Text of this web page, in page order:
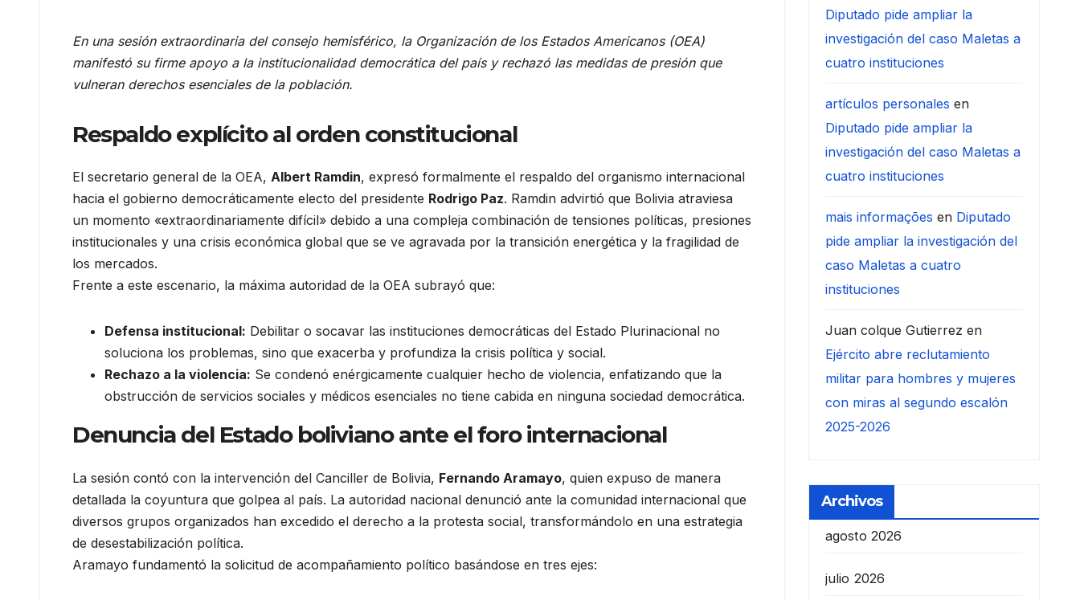
En una sesión extraordinaria del consejo hemisférico, la Organización de los Estados Americanos (OEA)
manifestó su firme apoyo a la institucionalidad democrática del país y rechazó las medidas de presión que
vulneran derechos esenciales de la población.
Respaldo explícito al orden constitucional
El secretario general de la OEA, Albert Ramdin, expresó formalmente el respaldo del organismo internacional
hacia el gobierno democráticamente electo del presidente Rodrigo Paz. Ramdin advirtió que Bolivia atraviesa
un momento «extraordinariamente difícil» debido a una compleja combinación de tensiones políticas, presiones
institucionales y una crisis económica global que se ve agravada por la transición energética y la fragilidad de
los mercados.
Frente a este escenario, la máxima autoridad de la OEA subrayó que:
Defensa institucional: Debilitar o socavar las instituciones democráticas del Estado Plurinacional no
soluciona los problemas, sino que exacerba y profundiza la crisis política y social.
Rechazo a la violencia: Se condenó enérgicamente cualquier hecho de violencia, enfatizando que la
obstrucción de servicios sociales y médicos esenciales no tiene cabida en ninguna sociedad democrática.
Denuncia del Estado boliviano ante el foro internacional
La sesión contó con la intervención del Canciller de Bolivia, Fernando Aramayo, quien expuso de manera
detallada la coyuntura que golpea al país. La autoridad nacional denunció ante la comunidad internacional que
diversos grupos organizados han excedido el derecho a la protesta social, transformándolo en una estrategia
de desestabilización política.
Aramayo fundamentó la solicitud de acompañamiento político basándose en tres ejes:
Diputado pide ampliar la
investigación del caso Maletas a
cuatro instituciones
artículos personales en
Diputado pide ampliar la
investigación del caso Maletas a
cuatro instituciones
mais informações en Diputado
pide ampliar la investigación del
caso Maletas a cuatro
instituciones
Juan colque Gutierrez en
Ejército abre reclutamiento
militar para hombres y mujeres
con miras al segundo escalón
2025-2026
Archivos
agosto 2026
julio 2026